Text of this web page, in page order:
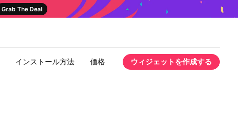
Grab The Deal
インストール方法 価格 ウィジェットを作成する